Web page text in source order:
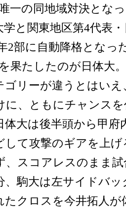
一の同地域対決とな
学と関東地区第4代表
2部に自動降格となっ
果たしたのが日体大
ゴリーが違うとはい
に、ともにチャンス
体大は後半頭から甲府
して攻撃のギアを上
、スコアレスのまま
、駒大は左サイドバ
たクロスを今井拓人